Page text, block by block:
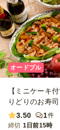
オードブル
【ミニケーキ
りどりのお寿
3.50
1件
締切 1日前15時